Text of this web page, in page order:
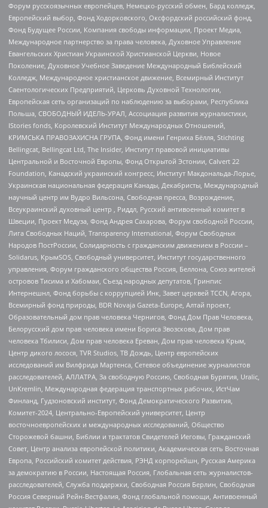
Форум русскоязычных европейцев, Немецко-русский обмен, Бард колледж,
Европейский выбор, Фонд Ходорковского, Оксфордский российский фонд,
Фонд Будущее России, Компания свободы информации, Проект Медиа,
Международное партнерство за права человека, Духовное Управление
Евангельских Христиан Украинской Христианской Церкви, Новое
Поколение, Духовное Учебное Заведение Международный Библейский
Колледж, Международное христианское движение, Всемирный Институт
Саентологических Предприятий, Церковь Духовной Технологии,
Европейская сеть организаций по наблюдению за выборами, Республика
Польша, СВОБОДНЫЙ ИДЕЛЬ-УРАЛ, Ассоциация развития журналистики,
IStories fonds, Королевский Институт Международных Отношений,
КРИМСЬКА ПРАВОЗАХИСНА ГРУПА, Фонд имени Генриха Бёлля, Stichting
Bellingcat, Bellingcat Ltd, The Insider, Институт правовой инициативы
Центральной и Восточной Европы, Фонд Открытой Эстонии, Calvert 22
Foundation, Канадский украинский конгресс, Институт Макдональда-Лорье,
Украинская национальная федерация Канады, Декабристы, Международный
научный центр им Вудро Вильсона, Свободная пресса, Возрождение,
Всеукраинский духовный центр , Риддл, Русский антивоенный комитет в
Швеции, Проект Медуза, Фонд Андрея Сахарова, Форум свободной России,
Лига Свободных Наций, Transparеncy International, Форум Свободных
Народов ПостРоссии, Солидарность с гражданским движением в России –
Solidarus, КрымSOS, Свободный университет, Институт государственного
управления, Форум гражданского общества Россия, Беллона, Союз жителей
островов Тисима и Хабомаи, Съезд народных депутатов, Гринпис
Интернешнл, Фонд борьбы с коррупцией Инк, Завет церквей TCCN, Агора,
Всемирный фонд природы, BDR Novaja Gazeta-Europe, Алтай проект,
Образовательный дом прав человека Чернигов, Фонд Дом Прав Человека,
Белорусский дом прав человека имени Бориса Звозскова, Дом прав
человека Тбилиси, Дом прав человека Ереван, Дом прав человека Крым,
Центр дикого лосося, TVR Studios, ТВ Дождь, Центр европейских
исследований им Вилфрида Мартенса, Сетевое объединение журналистов
расследователей, АЛЛАТРА, За свободную Россию, Свободная Бурятия, Uralic,
UnKremlin, Международная федерация транспортных рабочих, ИстЧам
Финланд, Гудзоновский институт, Фонд Демократического Развития,
Комитет-2024, Центрально-Европейский университет, Центр
восточноевропейских и международных исследований, Общество
Сторожевой башни, Библии и трактатов Свидетелей Иеговы, Гражданский
Совет, Центр анализа европейской политики, Академическая сеть Восточная
Европа, Российский комитет действия, РЭНД корпорейшн, Русская Америка
за демократию в России, Настоящая Россия, Глобальная сеть журналистов-
расследователей, Служба поддержки, Свободная Россия Берлин, Свободная
Россия Северный Рейн-Вестфалия, Фонд глобальной помощи, Антивоенный